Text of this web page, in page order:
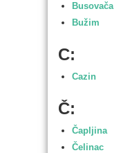
Busovača
Bužim
C:
Cazin
Č:
Čapljina
Čelinac